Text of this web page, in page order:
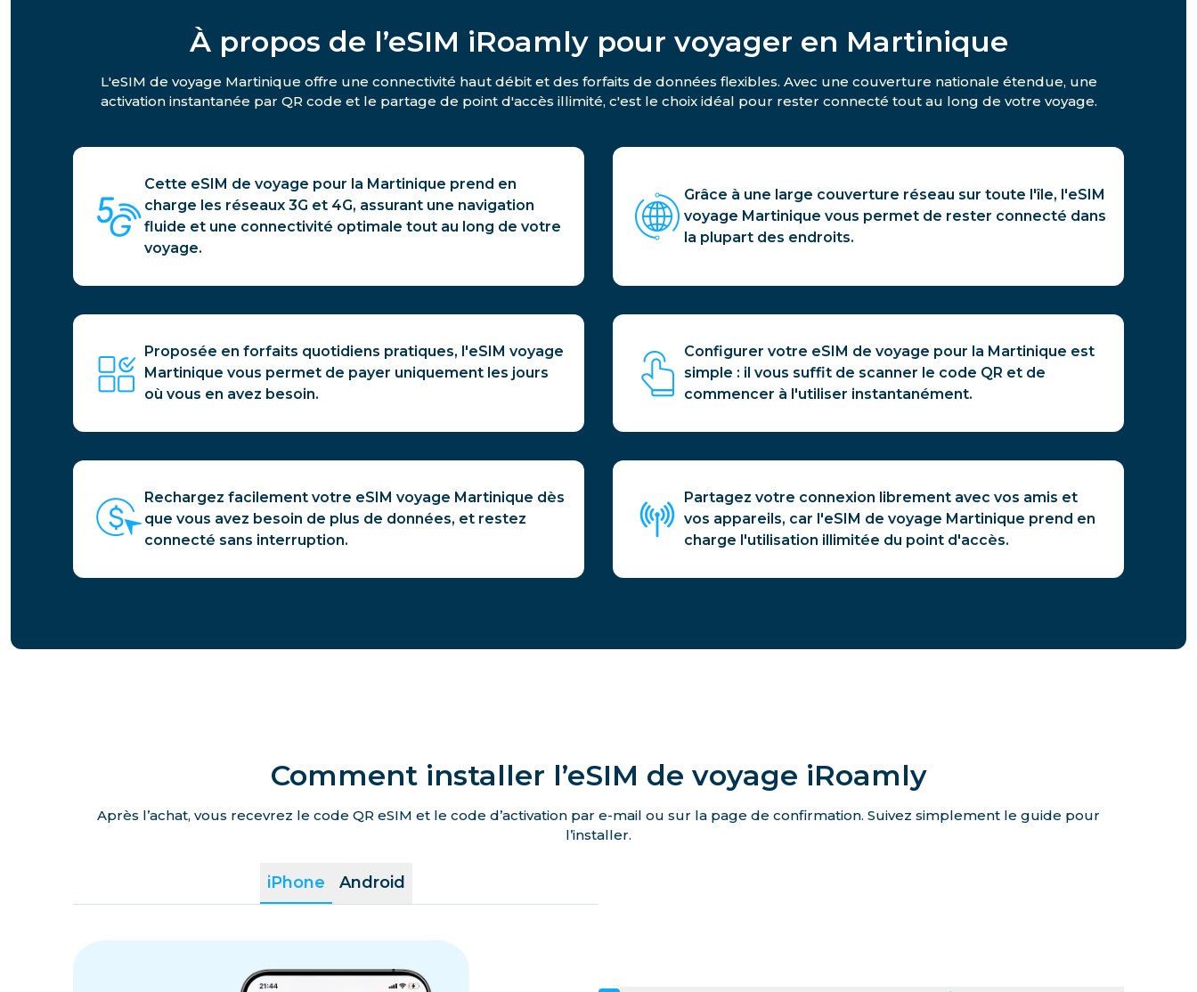
À propos de l’eSIM iRoamly pour voyager en Martinique
L'eSIM de voyage Martinique offre une connectivité haut débit et des forfaits de données flexibles. Avec une couverture nationale étendue, une
activation instantanée par QR code et le partage de point d'accès illimité, c'est le choix idéal pour rester connecté tout au long de votre voyage.
Cette eSIM de voyage pour la Martinique prend en
charge les réseaux 3G et 4G, assurant une navigation
fluide et une connectivité optimale tout au long de votre
voyage.
Grâce à une large couverture réseau sur toute l'île, l'eSIM
voyage Martinique vous permet de rester connecté dans
la plupart des endroits.
Proposée en forfaits quotidiens pratiques, l'eSIM voyage
Martinique vous permet de payer uniquement les jours
où vous en avez besoin.
Configurer votre eSIM de voyage pour la Martinique est
simple : il vous suffit de scanner le code QR et de
commencer à l'utiliser instantanément.
Rechargez facilement votre eSIM voyage Martinique dès
que vous avez besoin de plus de données, et restez
connecté sans interruption.
Partagez votre connexion librement avec vos amis et
vos appareils, car l'eSIM de voyage Martinique prend en
charge l'utilisation illimitée du point d'accès.
Comment installer l’eSIM de voyage iRoamly
Après l’achat, vous recevrez le code QR eSIM et le code d’activation par e-mail ou sur la page de confirmation. Suivez simplement le guide pour
l’installer.
iPhone Android